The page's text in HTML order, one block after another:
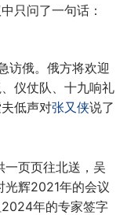
只问了一句话：
访俄。俄方将欢迎
仪仗队、十九响礼
低声对张又侠说了
页页往北送，吴
光辉2021年的会议
年的专家签字